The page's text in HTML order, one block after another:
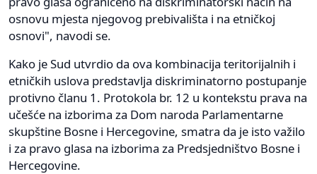
osnovu mjesta njegovog prebivališta i na etničkoj
osnovi", navodi se.
Kako je Sud utvrdio da ova kombinacija teritorijalnih i
etničkih uslova predstavlja diskriminatorno postupanje
protivno članu 1. Protokola br. 12 u kontekstu prava na
učešće na izborima za Dom naroda Parlamentarne
skupštine Bosne i Hercegovine, smatra da je isto važilo
i za pravo glasa na izborima za Predsjedništvo Bosne i
Hercegovine.